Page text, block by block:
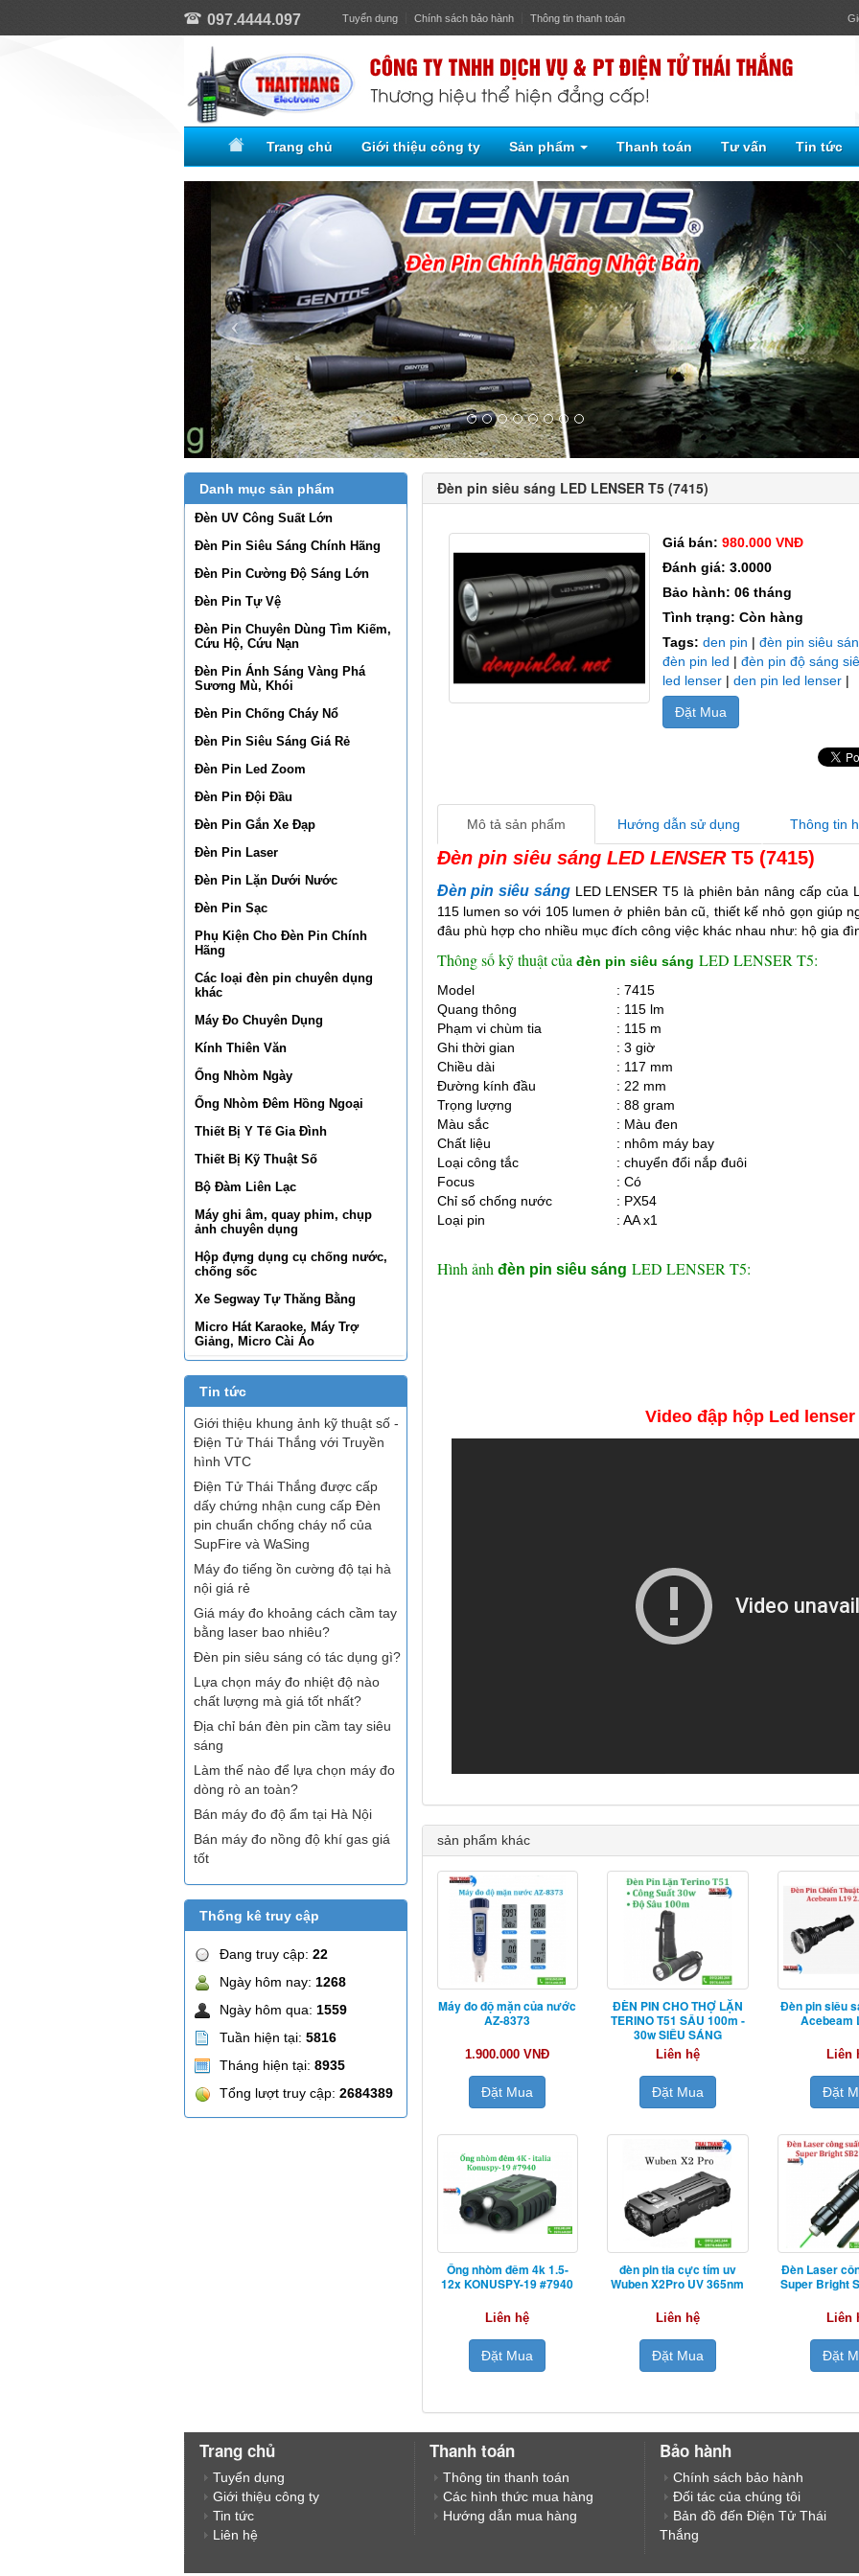
097.4444.097 Tuyển dụng Chính sách bảo hành Thông tin thanh toán
Trang chủ Giới thiệu công ty Sản phẩm Thanh toán Tư vấn Tin tức
Danh mục sản phẩm
Đèn UV Công Suất Lớn
Đèn Pin Siêu Sáng Chính Hãng
Đèn Pin Cường Độ Sáng Lớn
Đèn Pin Tự Vệ
Đèn Pin Chuyên Dùng Tìm Kiếm,
Cứu Hộ, Cứu Nạn
Đèn Pin Ánh Sáng Vàng Phá
Sương Mù, Khói
Đèn Pin Chống Cháy Nổ
Đèn Pin Siêu Sáng Giá Rẻ
Đèn Pin Led Zoom
Đèn Pin Đội Đầu
Đèn Pin Gắn Xe Đạp
Đèn Pin Laser
Đèn Pin Lặn Dưới Nước
Đèn Pin Sạc
Phụ Kiện Cho Đèn Pin Chính
Hãng
Các loại đèn pin chuyên dụng
khác
Máy Đo Chuyên Dụng
Kính Thiên Văn
Ống Nhòm Ngày
Ống Nhòm Đêm Hồng Ngoại
Thiết Bị Y Tế Gia Đình
Thiết Bị Kỹ Thuật Số
Bộ Đàm Liên Lạc
Máy ghi âm, quay phim, chụp
ảnh chuyên dụng
Hộp đựng dụng cụ chống nước,
chống sốc
Xe Segway Tự Thăng Bằng
Micro Hát Karaoke, Máy Trợ
Giảng, Micro Cài Áo
Tin tức
Giới thiệu khung ảnh kỹ thuật số -
Điện Tử Thái Thắng với Truyền
hình VTC
Điện Tử Thái Thắng được cấp
dấy chứng nhận cung cấp Đèn
pin chuẩn chống cháy nổ của
SupFire và WaSing
Máy đo tiếng ồn cường độ tại hà
nội giá rẻ
Giá máy đo khoảng cách cầm tay
bằng laser bao nhiêu?
Đèn pin siêu sáng có tác dụng gì?
Lựa chọn máy đo nhiệt độ nào
chất lượng mà giá tốt nhất?
Địa chỉ bán đèn pin cầm tay siêu
sáng
Làm thế nào để lựa chọn máy đo
dòng rò an toàn?
Bán máy đo độ ẩm tại Hà Nội
Bán máy đo nồng độ khí gas giá
tốt
Thống kê truy cập
Đang truy cập: 22
Ngày hôm nay: 1268
Ngày hôm qua: 1559
Tuần hiện tại: 5816
Tháng hiện tại: 8935
Tổng lượt truy cập: 2684389
Đèn pin siêu sáng LED LENSER T5 (7415)
Giá bán: 980.000 VNĐ
Đánh giá: 3.0000
Bảo hành: 06 tháng
Tình trạng: Còn hàng
Tags: den pin | đèn pin siêu
đèn pin led | đèn pin độ sáng
led lenser| den pin led lenser|
Đặt Mua
Mô tả sản phẩm Hướng dẫn sử dụng Thông tin
Đèn pin siêu sáng LED LENSERT5 (7415)
Đèn pin siêu sáng LED LENSER T5 là phiên bản nâng cấp của
115 lumen so với 105 lumen ở phiên bản cũ, thiết kế nhỏ gọn giúp
đâu phù hợp cho nhiều mục đích công việc khác nhau như: hộ gia
Thông số kỹ thuật của đèn pin siêu sáng LED LENSER T5:
Model
: 7415
Quang thông
: 115 lm
Phạm vi chùm tia
: 115 m
Ghi thời gian
: 3 giờ
Chiều dài
: 117 mm
Đường kính đầu
: 22 mm
Trọng lượng
: 88 gram
Màu sắc
: Màu đen
Chất liệu
: nhôm máy bay
Loại công tắc
: chuyển đổi nắp đuôi
Focus
: Có
Chỉ số chống nước
: PX54
Loại pin
: AA x1
Hình ảnh đèn pin siêu sáng LED LENSER T5:
Video đập hộp Led lenser
sản phẩm khác
Máy đo độ mặn của nước
AZ-8373
1.900.000 VNĐ
Đặt Mua
ĐÈN PIN CHO THỢ LẶN
TERINO T51 SÂU 100m -
30w SIÊU SÁNG
Liên hệ
Đặt Mua
Đèn pin siêu
Acebeam
Liên
Đặt
Ống nhòm đêm 4k 1.5-
12x KONUSPY-19 #7940
Liên hệ
Đặt Mua
đèn pin tia cực tím uv
Wuben X2Pro UV 365nm
Liên hệ
Đặt Mua
Đèn Laser
Super Bright
Liên
Đặt
Trang chủ
Tuyển dụng
Giới thiệu công ty
Tin tức
Liên hệ
Thanh toán
Thông tin thanh toán
Các hình thức mua hàng
Hướng dẫn mua hàng
Bảo hành
Chính sách bảo hành
Đối tác của chúng tôi
Bản đồ đến Điện Tử Thái
Thắng